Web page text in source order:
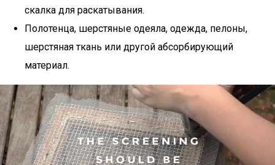
скалка для раскатывания.
Полотенца, шерстяные одеяла, одежда, пелоны,
шерстяная ткань или другой абсорбирующий
материал.